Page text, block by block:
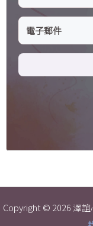
Copyright © 2026 澤